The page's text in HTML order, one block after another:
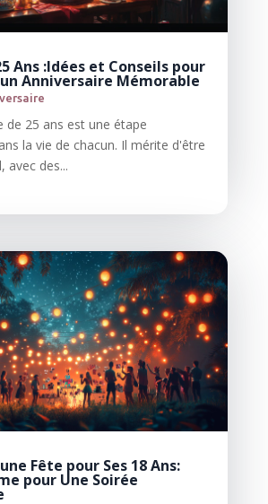
Ans :Idées et Conseils pour
Anniversaire Mémorable
de 25 ans est une étape
la vie de chacun. Il mérite d'être
avec des...
Fête pour Ses 18 Ans:
pour Une Soirée